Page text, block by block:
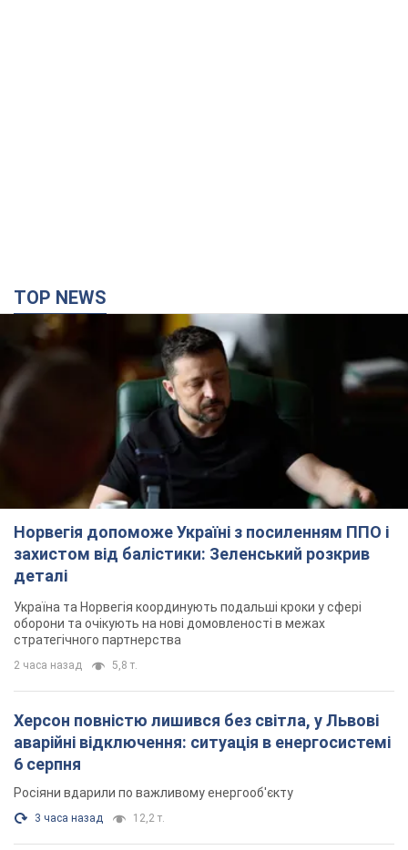
TOP NEWS
Норвегія допоможе Україні з посиленням ППО і
захистом від балістики: Зеленський розкрив
деталі
Україна та Норвегія координують подальші кроки у сфері
оборони та очікують на нові домовленості в межах
стратегічного партнерства
2 часа назад 5,8 т.
Херсон повністю лишився без світла, у Львові
аварійні відключення: ситуація в енергосистемі
6 серпня
Росіяни вдарили по важливому енергооб'єкту
3 часа назад 12,2 т.